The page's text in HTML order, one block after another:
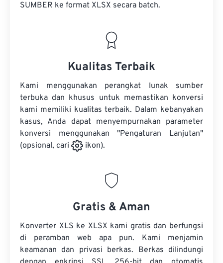
SUMBER ke format XLSX secara batch.
Kualitas Terbaik
Kami menggunakan perangkat lunak sumber
terbuka dan khusus untuk memastikan konversi
kami memiliki kualitas terbaik. Dalam kebanyakan
kasus, Anda dapat menyempurnakan parameter
konversi menggunakan "Pengaturan Lanjutan"
(opsional, cari
ikon).
Gratis & Aman
Konverter XLS ke XLSX kami gratis dan berfungsi
di peramban web apa pun. Kami menjamin
keamanan dan privasi berkas. Berkas dilindungi